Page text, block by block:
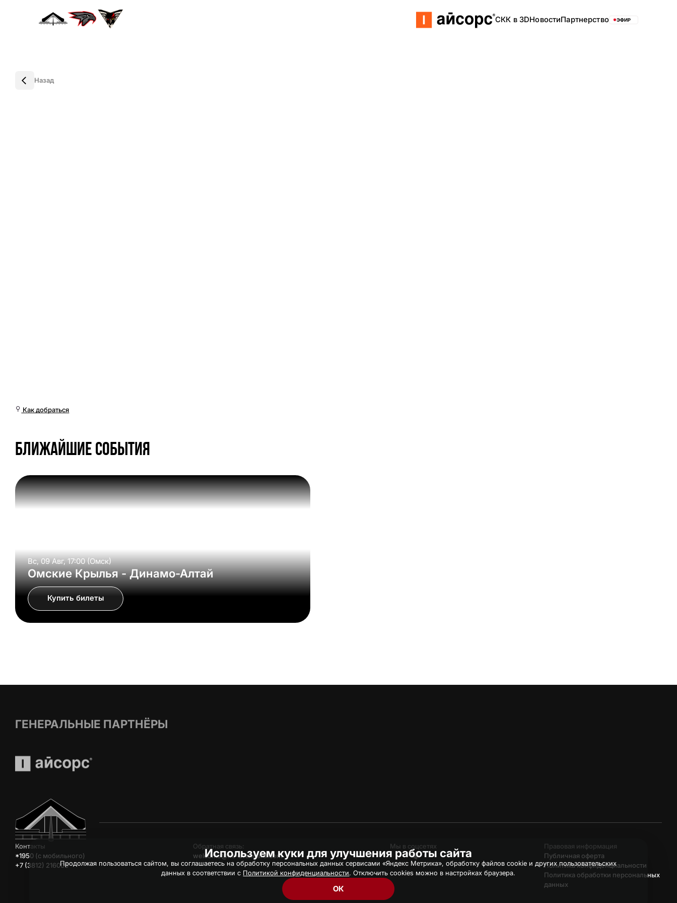
СКК в 3DНовостиПартнерство ЭФИР
Назад
Как добраться
Ближайшие события
Вс, 09 Авг, 17:00 (Омск)
Омские Крылья - Динамо-Алтай
Купить билеты
ГЕНЕРАЛЬНЫЕ ПАРТНЁРЫ
Контакты
*1950 (c мобильного)
+7 (3812) 216006
Обратная связь:
welcome@hc-avangard.com
Мы в соцсетях
Правовая информация
Публичная оферта
Политика конфиденциальности
Политика обработки персональных
данных
Используем куки для улучшения работы сайта
Продолжая пользоваться сайтом, вы соглашаетесь на обработку персональных данных сервисами «Яндекс Метрика», обработку файлов cookie и других пользовательских
данных в соответствии с Политикой конфиденциальности. Отключить cookies можно в настройках браузера.
ОК